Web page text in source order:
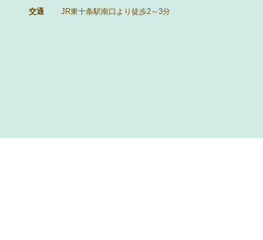
交通
JR東十条駅南口より徒歩2～3分